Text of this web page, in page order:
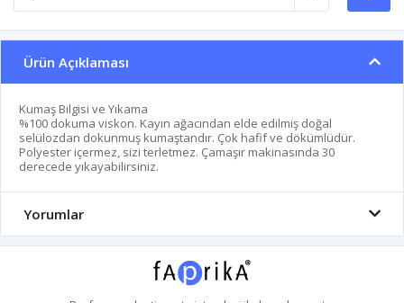
Ürün Açıklaması
Kumaş Bilgisi ve Yıkama
%100 dokuma viskon. Kayın ağacından elde edilmiş doğal
selülozdan dokunmuş kumaştandır. Çok hafif ve dökümlüdür.
Polyester içermez, sizi terletmez. Çamaşır makinasında 30
derecede yıkayabilirsiniz.
Yorumlar